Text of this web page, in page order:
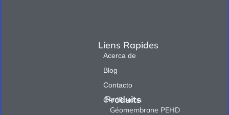
Liens Rapides
Acerca de
Blog
Contacto
Certificados
Produits
Géomembrane PEHD